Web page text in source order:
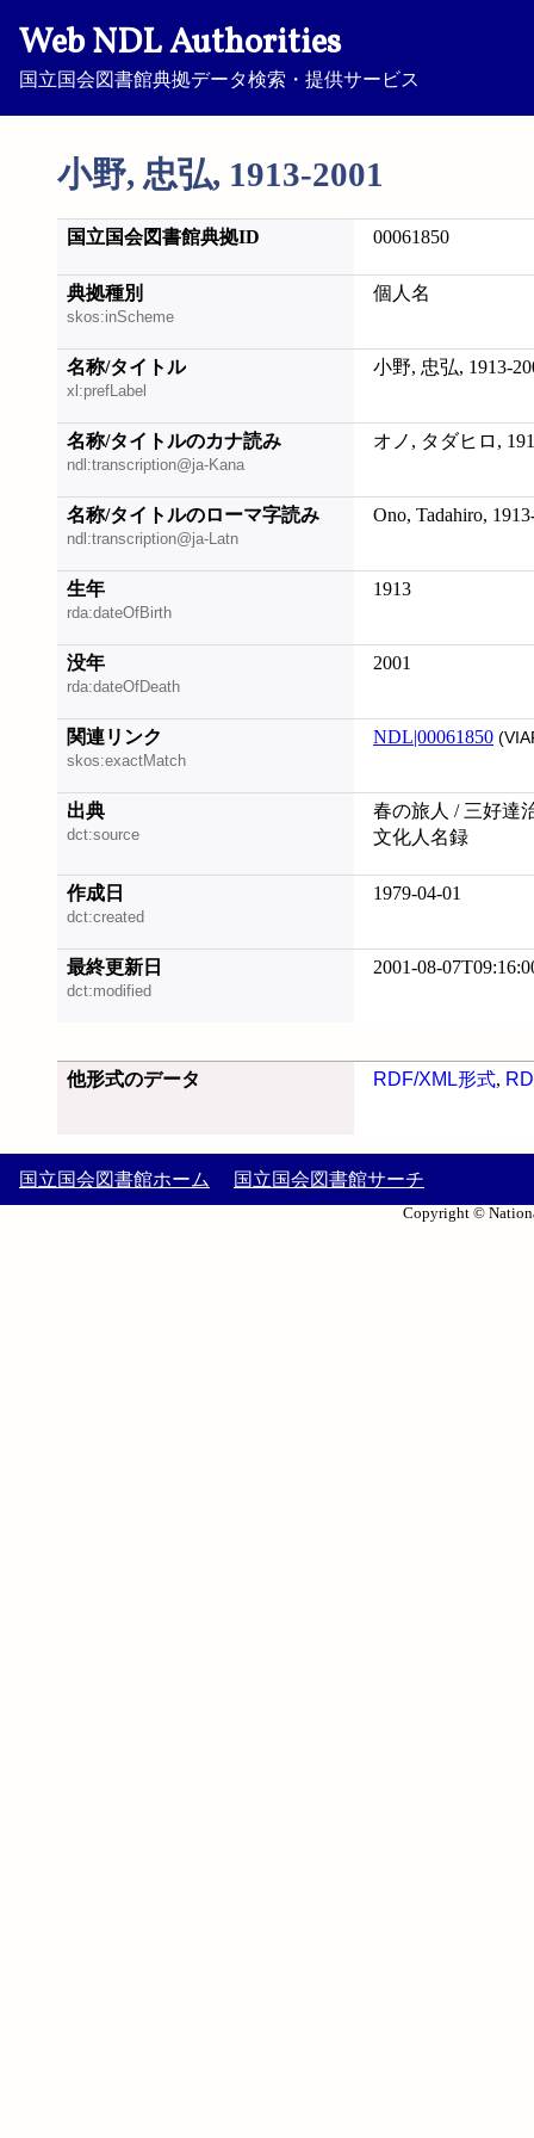
Web NDL Authorities
国立国会図書館典拠データ検索・提供サービス
小野, 忠弘, 1913-2001
国立国会図書館典拠ID 00061850
典拠種別
skos:inScheme
個人名
名称/タイトル
xl:prefLabel
小野, 忠弘, 1913-
名称/タイトルのカナ読み
ndl:transcription@ja-Kana
オノ, タダヒロ,
名称/タイトルのローマ字読み
ndl:transcription@ja-Latn
Ono, Tadahiro,
生年
rda:dateOfBirth
1913
没年
rda:dateOfDeath
2001
関連リンク
skos:exactMatch
NDL|00061850
出典
dct:source
春の旅人 / 三好達
文化人名録
作成日
dct:created
1979-04-01
最終更新日
dct:modified
2001-08-
他形式のデータ RDF/XML形式,
国立国会図書館ホーム 国立国会図書館サーチ
Copyright ©